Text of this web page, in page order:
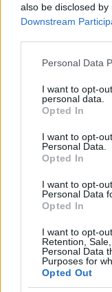
also be disclosed
Downstream
Please note that
not limited to your
grant or deny
use your data for
consent section.
Personal Data
I want to opt-
personal data.
Opted In
I want to opt-
Personal Data.
Opted In
I want to opt-
Personal Data
Opted In
I want to opt-
Retention,
Personal Data
Purposes for
Opted Out
Υπάρχει στο
απέναντι σε όσα
μικρή ηλικία;
πρωταγωνιστή. Το
καταπληκτικά.
ουσία δεν είναι
ένας άνθρωπος
παράλογο. Είναι
Ο πρωταγωνιστής